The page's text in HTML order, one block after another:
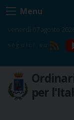
Skip
to
content
Menu
venerdì 07 agosto
RSS
per